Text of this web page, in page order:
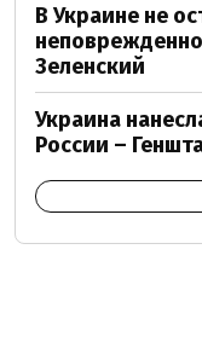
В Украине не
Зеленский
Украина
России –